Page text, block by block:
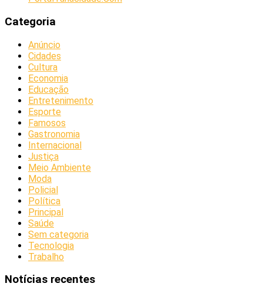
Categoria
Anúncio
Cidades
Cultura
Economia
Educação
Entretenimento
Esporte
Famosos
Gastronomia
Internacional
Justiça
Meio Ambiente
Moda
Policial
Política
Principal
Saúde
Sem categoria
Tecnologia
Trabalho
Notícias recentes